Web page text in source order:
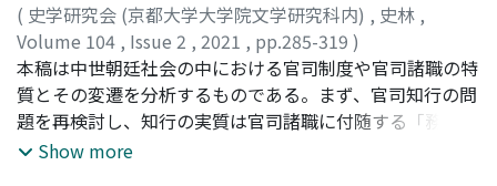
( 史学研究会 (京都大学大学院文学研究科内) , 史林 ,
Volume 104 , Issue 2 , 2021 , pp.285-319 )
殷, 捷;YIN, Jie
本稿は中世朝廷社会の中における官司制度や官司諸職の特
質とその変遷を分析するものである。まず、官司知行の問
題を再検討し、知行の実質は官司諸職に付随する「務」の
知行であるとして、「務」の概念を提起した上で、鎌倉期
Show more